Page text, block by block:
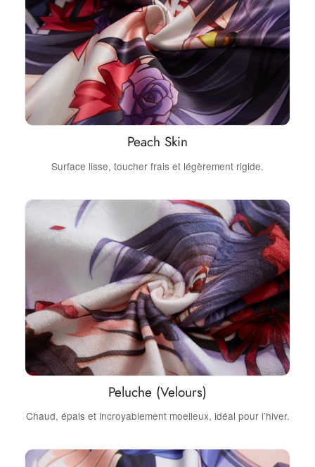
Peach Skin
Surface lisse, toucher frais et légèrement rigide.
Peluche (Velours)
Chaud, épais et incroyablement moelleux, idéal pour l’hiver.